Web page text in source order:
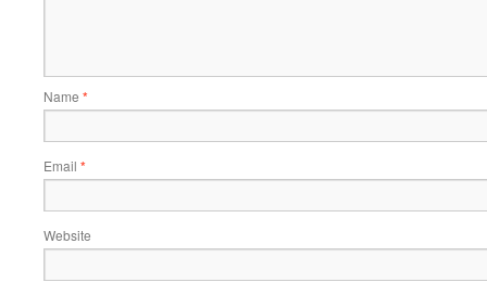
Name *
Email *
Website